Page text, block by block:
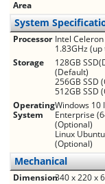
Area
System
Processor Intel
1.83GHz
Storage
128GB
(Default)
256GB SSD
512GB SSD
Operating
System
Windows 10
Enterprise
(Optional)
Linux
(Optional)
Mechanical
Dimension340 x 220 x